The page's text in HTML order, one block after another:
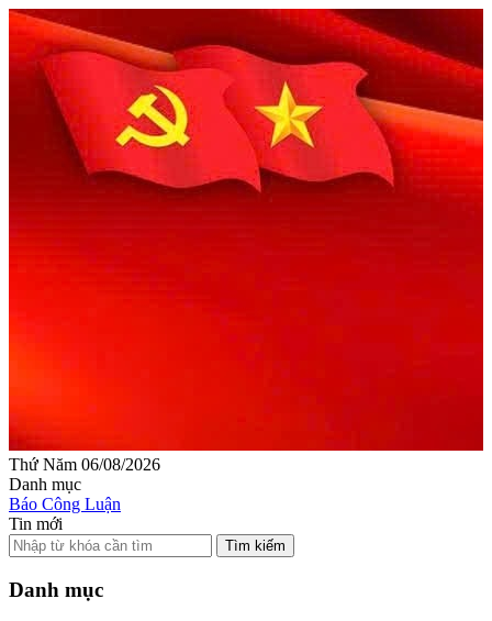
Thứ Năm 06/08/2026
Danh mục
Báo Công Luận
Tin mới
Tìm kiếm
Danh mục